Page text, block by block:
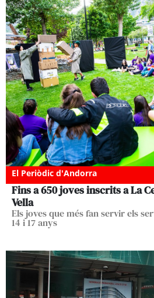
El Periòdic d'Andorra
Fins a 650 joves inscrits a La
Vella
Els joves que més fan servir els
14 i 17 anys